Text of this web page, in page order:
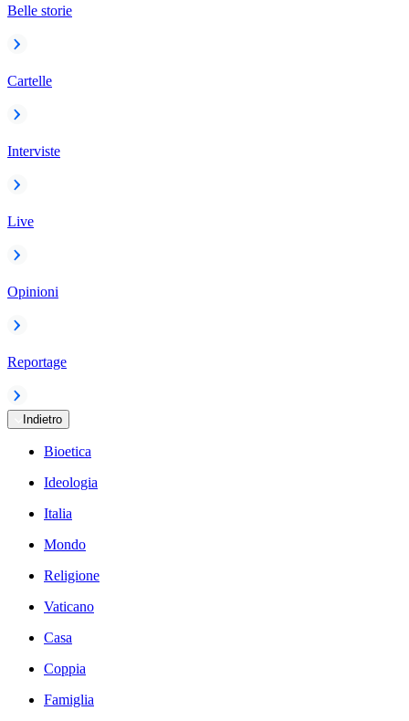
Belle storie
Cartelle
Interviste
Live
Opinioni
Reportage
Indietro
Bioetica
Ideologia
Italia
Mondo
Religione
Vaticano
Casa
Coppia
Famiglia